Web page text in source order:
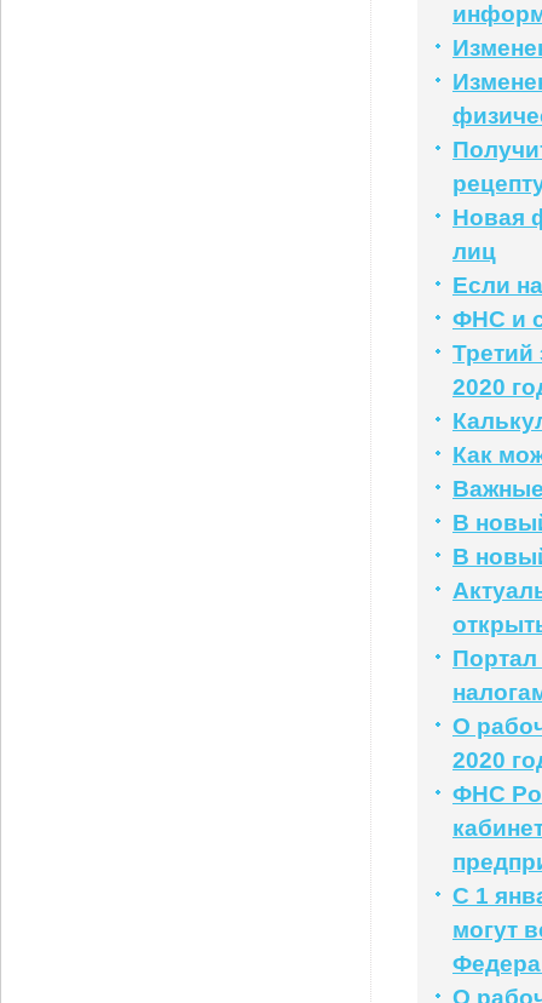
Новая
лиц
Если
ФНС и
Третий
2020
Как
В
В
Портал
О
2020
ФНС
С 1
могут
О